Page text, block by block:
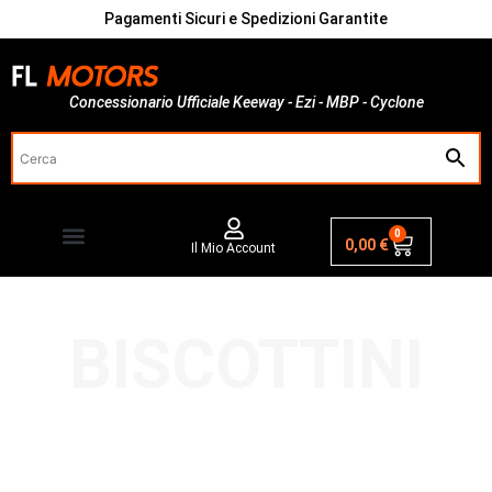
Pagamenti Sicuri e Spedizioni Garantite
Concessionario Ufficiale Keeway - Ezi - MBP - Cyclone
Il Mio Account 0,00 €
0